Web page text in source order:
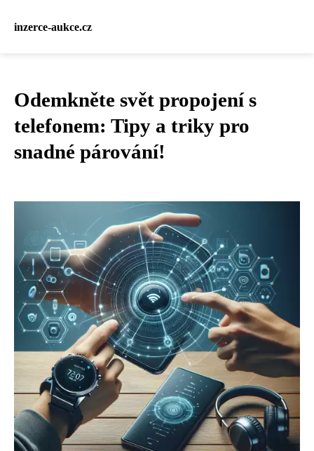
inzerce-aukce.cz
Odemkněte svět propojení s
telefonem: Tipy a triky pro
snadné párování!